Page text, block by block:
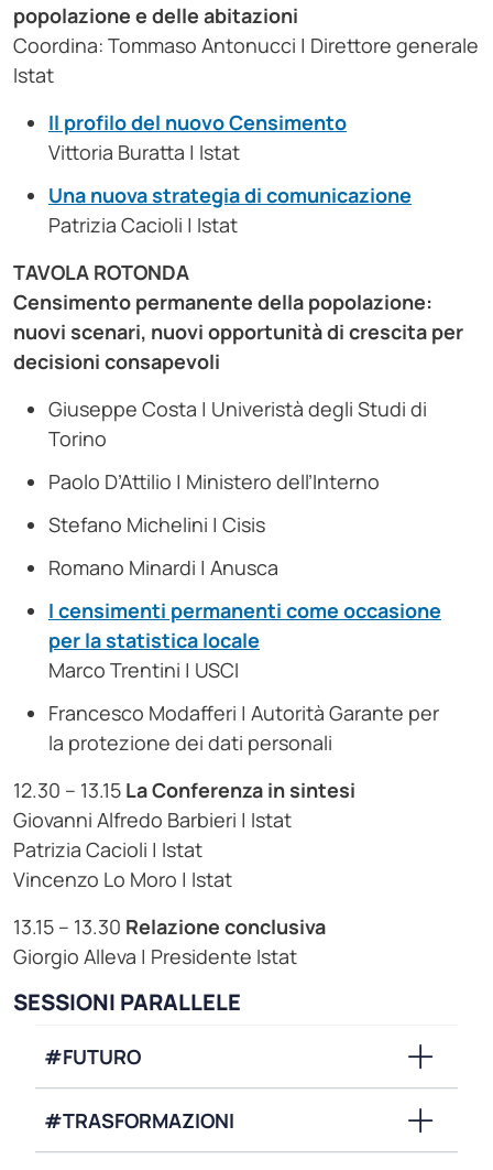
popolazione e delle abitazioni
Coordina: Tommaso Antonucci | Direttore generale
Istat
Il profilo del nuovo Censimento
Vittoria Buratta | Istat
Una nuova strategia di comunicazione
Patrizia Cacioli | Istat
TAVOLA ROTONDA
Censimento permanente della popolazione:
nuovi scenari, nuovi opportunità di crescita per
decisioni consapevoli
Giuseppe Costa | Univeristà degli Studi di
Torino
Paolo D’Attilio | Ministero dell’Interno
Stefano Michelini | Cisis
Romano Minardi | Anusca
I censimenti permanenti come occasione
per la statistica locale
Marco Trentini | USCI
Francesco Modafferi | Autorità Garante per
la protezione dei dati personali
12.30 – 13.15 La Conferenza in sintesi
Giovanni Alfredo Barbieri | Istat
Patrizia Cacioli | Istat
Vincenzo Lo Moro | Istat
13.15 – 13.30 Relazione conclusiva
Giorgio Alleva | Presidente Istat
SESSIONI PARALLELE
#FUTURO
#TRASFORMAZIONI